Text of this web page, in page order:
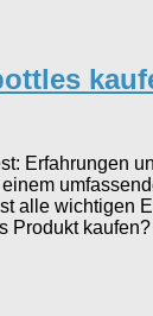
Erfahrungen
alle wichtigen
Produkt